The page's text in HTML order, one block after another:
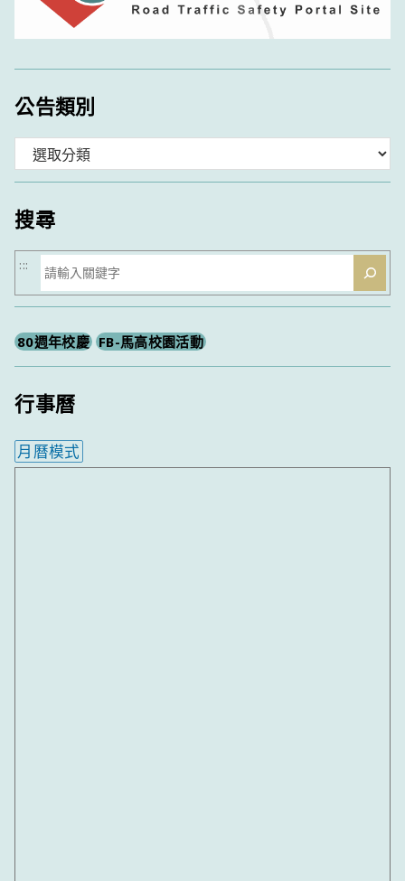
公告類別
類
搜尋
搜
尋
:::
80週年校慶 FB-馬高校園活動
行事曆
月曆模式